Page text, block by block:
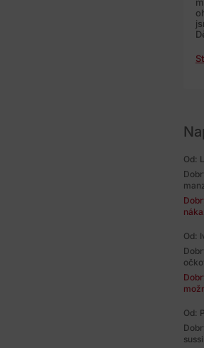
Od:
Od:
Od: